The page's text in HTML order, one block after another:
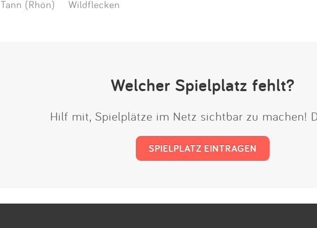
Tann (Rhön) Wildflecken
Welcher Spielplatz fehlt?
Hilf mit, Spielplätze im Netz sichtbar zu machen!
SPIELPLATZ EINTRAGEN